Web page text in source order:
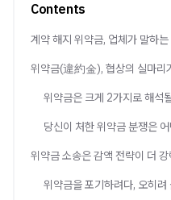
Contents
계약 해지 위약금, 업체가 말하
위약금(違約金), 협상의 실마리
위약금은 크게 2가지로 해석
당신이 처한 위약금 분쟁은
위약금 소송은 감액 전략이 더
위약금을 포기하려다, 오히